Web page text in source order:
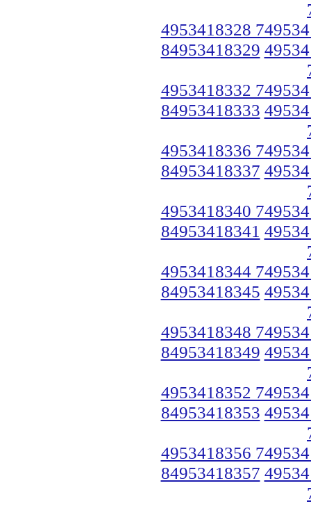
4953418328
84953418329
4953418332
84953418333
4953418336
84953418337
4953418340
84953418341
4953418344
84953418345
4953418348
84953418349
4953418352
84953418353
4953418356
84953418357